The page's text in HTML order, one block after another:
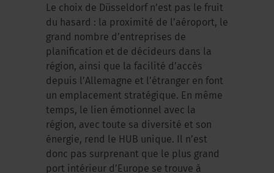
Le choix de Düsseldorf n’est pas le fruit
du hasard : la proximité de l’aéroport, le
grand nombre d’entreprises de
planification et de décideurs dans la
région, ainsi que la facilité d’accès
depuis l’Allemagne et l’étranger en font
un emplacement stratégique. En même
temps, le lien émotionnel avec la
région, avec toute sa diversité et son
énergie, rend le HUB unique. Il n’est
donc pas surprenant que le plus grand
port intérieur d’Europe se trouve à